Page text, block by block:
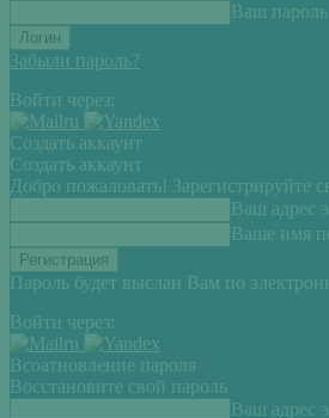
Ваш пароль
Забыли пароль?
Войти через:
Создать аккаунт
Создать аккаунт
Добро пожаловать! Зарегистрируйте
Ваш адрес
Ваше имя
Пароль будет выслан Вам по
Войти через:
Всоатновление пароля
Восстановите свой пароль
Ваш адрес